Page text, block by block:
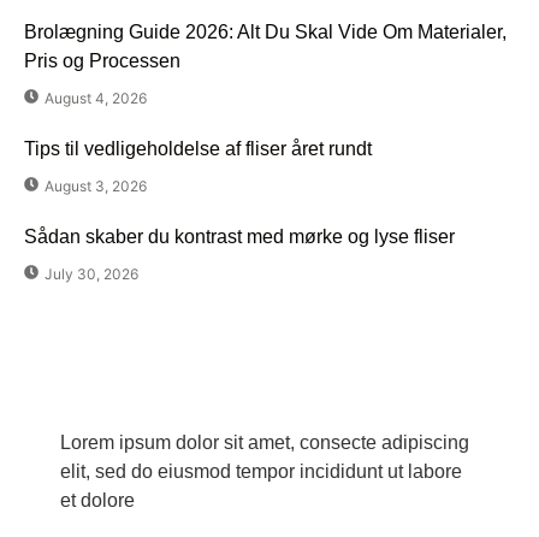
Brolægning Guide 2026: Alt Du Skal Vide Om Materialer,
Pris og Processen
August 4, 2026
Tips til vedligeholdelse af fliser året rundt
August 3, 2026
Sådan skaber du kontrast med mørke og lyse fliser
July 30, 2026
Lorem ipsum dolor sit amet, consecte adipiscing
elit, sed do eiusmod tempor incididunt ut labore
et dolore